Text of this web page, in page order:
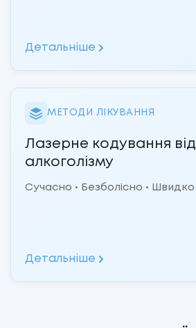
Детальніше
МЕТОДИ ЛІКУВАННЯ
Лазерне кодування від
алкоголізму
Сучасно • Безболісно • Швидко
Детальніше